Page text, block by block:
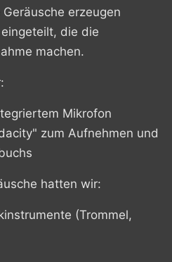
erzeugen
die die
machen.
Mikrofon
zum Aufnehmen und
hatten wir:
(Trommel,